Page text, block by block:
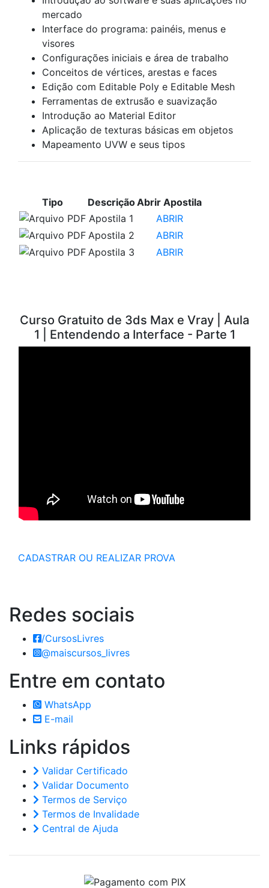
mercado
Interface do programa: painéis, menus e
visores
Configurações iniciais e área de trabalho
Conceitos de vértices, arestas e faces
Edição com Editable Poly e Editable Mesh
Ferramentas de extrusão e suavização
Introdução ao Material Editor
Aplicação de texturas básicas em objetos
Mapeamento UVW e seus tipos
Tipo DescriçãoAbrir Apostila
Apostila 1
ABRIR
Apostila 2
ABRIR
Apostila 3
ABRIR
Curso Gratuito de 3ds Max e Vray | Aula
1 | Entendendo a Interface - Parte 1
CADASTRAR OU REALIZAR PROVA
Redes sociais
/CursosLivres
@maiscursos_livres
Entre em contato
WhatsApp
E-mail
Links rápidos
Validar Certificado
Validar Documento
Termos de Serviço
Termos de Invalidade
Central de Ajuda